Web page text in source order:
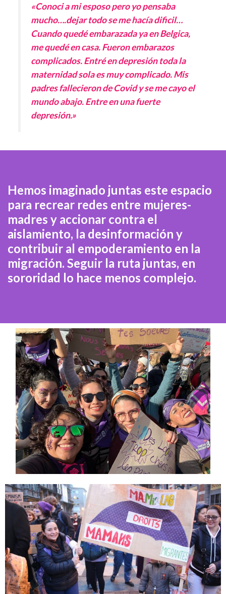
«Conoci a mi esposo pero yo pensaba
mucho….dejar todo se me hacía dificil…
Cuando quedé embarazada ya en Belgica,
me quedé en casa. Fueron embarazos
complicados. Entré en depresión toda la
maternidad sola es muy complicado. Mis
padres fallecieron de Covid y se me cayo el
mundo abajo. Entre en una fuerte
depresión.»
Hemos imaginado juntas este espacio
para recrear redes entre mujeres-
madres y accionar contra el
aislamiento, la desinformación y
contribuir al empoderamiento en la
migración. Seguir la ruta juntas, en
sororidad lo hace menos complejo.